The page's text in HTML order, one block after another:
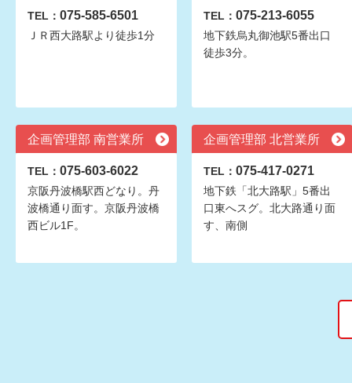
TEL： 075-585-6501
ＪＲ西大路駅より徒歩1分
TEL： 075-213-6055
地下鉄烏丸御池駅5番出口
徒歩3分。
企画管理部 南営業所
TEL： 075-603-6022
京阪丹波橋駅西どなり。丹
波橋通り面す。京阪丹波橋
西ビル1F。
企画管理部 北営業所
TEL： 075-417-0271
地下鉄「北大路駅」5番出
口東へスグ。北大路通り面
す、南側